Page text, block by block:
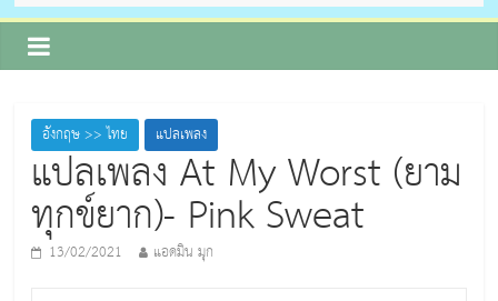
อังกฤษ >> ไทย แปลเพลง
แปลเพลง At My Worst (ยาม
ทุกข์ยาก)- Pink Sweat
13/02/2021 แอดมิน มุก